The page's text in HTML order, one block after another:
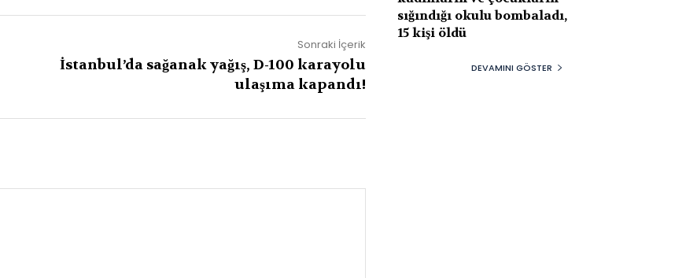
Sonraki İçerik
İstanbul’da sağanak yağış, D-100 karayolu
ulaşıma kapandı!
sığındığı okulu bombaladı,
15 kişi öldü
DEVAMINI GÖSTER